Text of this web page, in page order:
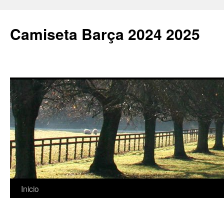
Camiseta Barça 2024 2025
Saltar
Inicio